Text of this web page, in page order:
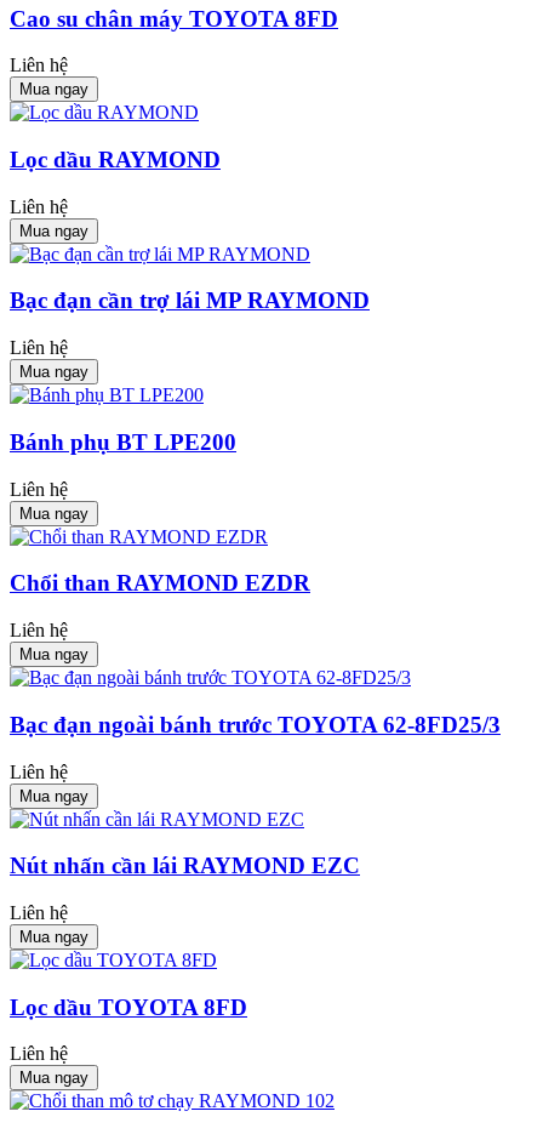
Cao su chân máy TOYOTA 8FD
Liên hệ
Mua ngay
Lọc dầu RAYMOND
Liên hệ
Mua ngay
Bạc đạn cần trợ lái MP RAYMOND
Liên hệ
Mua ngay
Bánh phụ BT LPE200
Liên hệ
Mua ngay
Chổi than RAYMOND EZDR
Liên hệ
Mua ngay
Bạc đạn ngoài bánh trước TOYOTA 62-8FD25/3
Liên hệ
Mua ngay
Nút nhấn cần lái RAYMOND EZC
Liên hệ
Mua ngay
Lọc dầu TOYOTA 8FD
Liên hệ
Mua ngay